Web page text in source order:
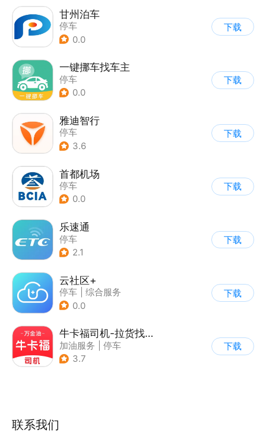
甘州泊车
停车
0.0
下载
一键挪车找车主
停车
0.0
下载
雅迪智行
停车
3.6
下载
首都机场
停车
0.0
下载
乐速通
停车
2.1
下载
云社区+
停车
综合服务
0.0
下载
牛卡福司机-拉货找货货源货车物流司机运输
加油服务
停车
3.7
下载
联系我们